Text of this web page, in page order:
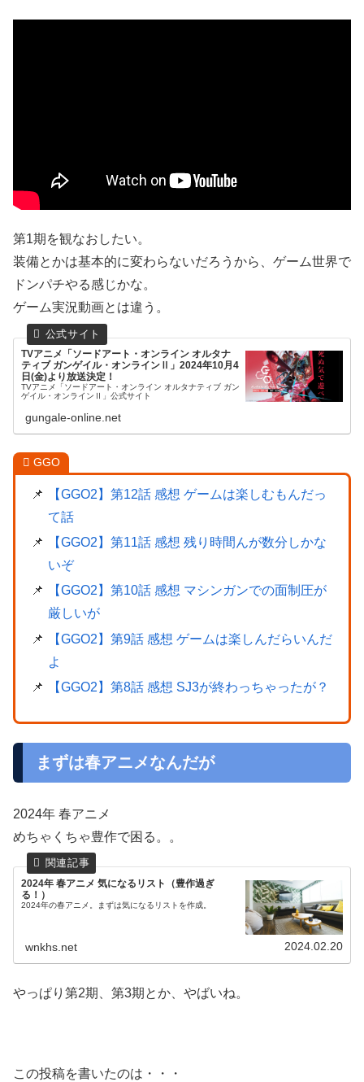
第1期を観なおしたい。
装備とかは基本的に変わらないだろうから、ゲーム世界で
ドンパチやる感じかな。
ゲーム実況動画とは違う。
TVアニメ「ソードアート・オンライン オルタナ
ティブ ガンゲイル・オンラインⅡ」2024年10月4
日(金)より放送決定！
TVアニメ「ソードアート・オンライン オルタナティブ ガン
ゲイル・オンラインⅡ」公式サイト
gungale-online.net
GGO
【GGO2】第12話 感想 ゲームは楽しむもんだっ
て話
【GGO2】第11話 感想 残り時間んが数分しかな
いぞ
【GGO2】第10話 感想 マシンガンでの面制圧が
厳しいが
【GGO2】第9話 感想 ゲームは楽しんだらいんだ
よ
【GGO2】第8話 感想 SJ3が終わっちゃったが？
まずは春アニメなんだが
2024年 春アニメ
めちゃくちゃ豊作で困る。。
2024年 春アニメ 気になるリスト（豊作過ぎ
る！）
2024年の春アニメ。まずは気になるリストを作成。
wnkhs.net 2024.02.20
やっぱり第2期、第3期とか、やばいね。
この投稿を書いたのは・・・